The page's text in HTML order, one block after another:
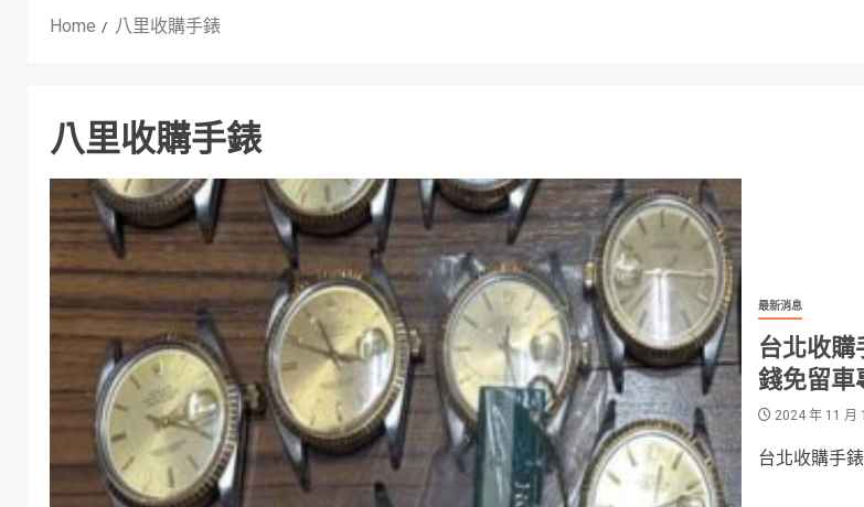
Home 八里收購手錶
八里收購手錶
最新消息
台北收購
錢免留車
2024 年 11 月
台北收購手